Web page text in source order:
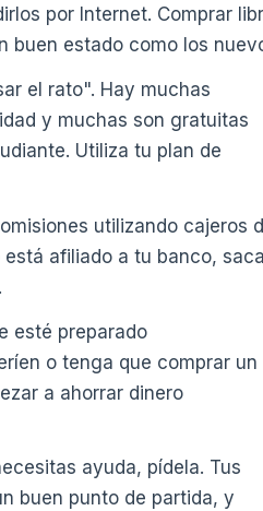
por Internet. Comprar
buen estado como los
el rato". Hay muchas
y muchas son gratuitas
Utiliza tu plan de
utilizando cajeros
afiliado a tu banco, saca
esté preparado
o tenga que comprar un
a ahorrar dinero
ayuda, pídela. Tus
buen punto de partida, y